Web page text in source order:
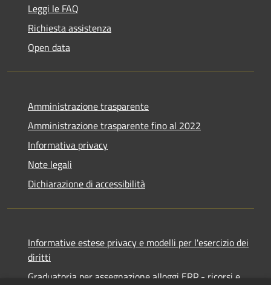
Leggi le FAQ
Richiesta assistenza
Open data
Amministrazione trasparente
Amministrazione trasparente fino al 2022
Informativa privacy
Note legali
Dichiarazione di accessibilità
Informative estese privacy e modelli per l'esercizio dei
diritti
Graduatoria per assegnazione alloggi ERP - ricorsi e